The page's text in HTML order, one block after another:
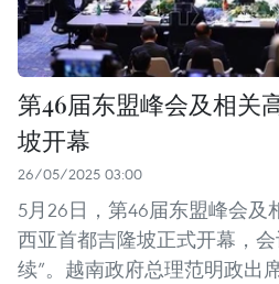
第46届东盟峰会及相关
坡开幕
26/05/2025 03:00
5月26日，第46届东盟峰会及
西亚首都吉隆坡正式开幕，
续”。越南政府总理范明政出